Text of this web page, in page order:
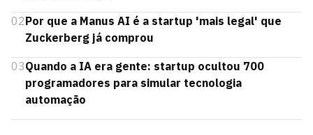
02Por que a Manus AI é a startup 'mais legal' que
Zuckerberg já comprou
03Quando a IA era gente: startup ocultou 700
programadores para simular tecnologia
automação